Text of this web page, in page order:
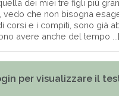
dei miei tre figli più
vedo che non bisogna
corsi e i compiti, sono già
avere anche del tempo ...[
per visualizzare il